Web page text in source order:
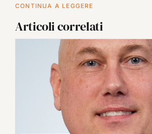
CONTINUA A LEGGERE
Articoli correlati